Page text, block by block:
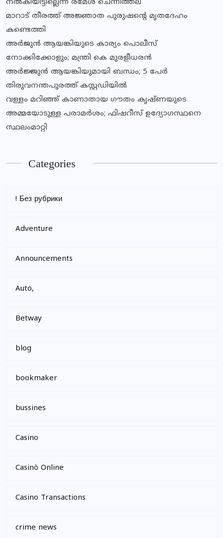
നല്‍കിയിട്ടില്ലെന്ന് രമേശ് ചെന്നിത്തല
മാറാട് തീരത്ത് അജ്ഞാത പുരുഷന്റെ മൃതദേഹം
കണ്ടെത്തി
അര്‍ജുന്‍ ആയങ്കിയുടെ കാര്യം പൊലീസ്
നോക്കിക്കോളും; മന്ത്രി കെ മുരളീധരന്‍
അര്‍ജ്ജുന്‍ ആയങ്കിയുമായി ബന്ധം; 5 പേര്‍
തിരുവനന്തപുരത്ത് കസ്റ്റഡിയില്‍
വള്ളം മറിഞ്ഞ് കാണാതായ ഗൗതം കൃഷ്ണയുടെ
അമ്മയോടുള്ള പരാമര്‍ശം; ഫിഷറീസ് ഉദ്യോഗസ്ഥനെ
സ്ഥലംമാറ്റി
Categories
! Без рубрики
Adventure
Announcements
Auto,
Betway
blog
bookmaker
bussines
Casino
Casinò Online
Casino Transactions
crime news